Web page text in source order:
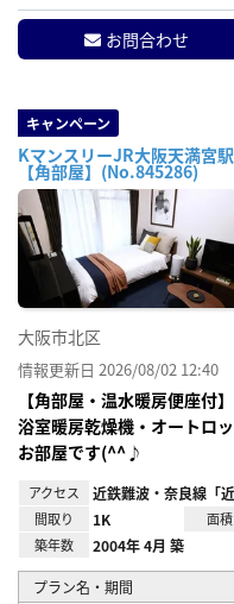
お問合わせ
キャンペーン
KマンスリーJR大阪天満宮
【角部屋】(No.845286)
大阪市北区
情報更新日 2026/08/02 12:40
【角部屋・温水暖房便座
浴室暖房乾燥機・オートロ
お部屋です(^^♪
アクセス 近鉄難波・奈良線「
間取り 1K 面積
築年数 2004年 4月 築
プラン名・期間